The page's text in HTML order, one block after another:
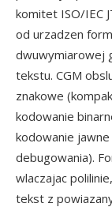
komitet ISO/IEC
od urzadzen
dwuwymiarowej
tekstu. CGM
znakowe
kodowanie
kodowanie
debugowania).
wlaczajac
tekst z